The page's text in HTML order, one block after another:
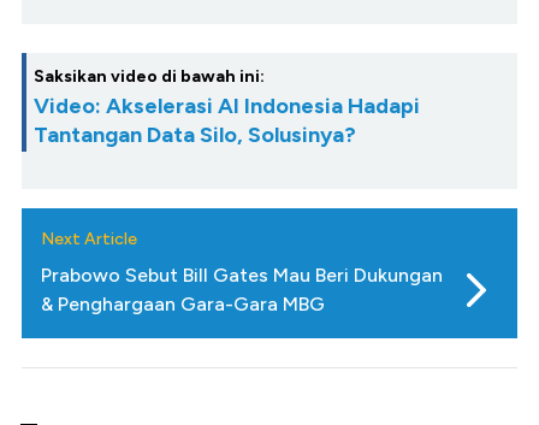
Saksikan video di bawah ini:
Video: Akselerasi AI Indonesia Hadapi
Tantangan Data Silo, Solusinya?
Next Article
Prabowo Sebut Bill Gates Mau Beri Dukungan
& Penghargaan Gara-Gara MBG